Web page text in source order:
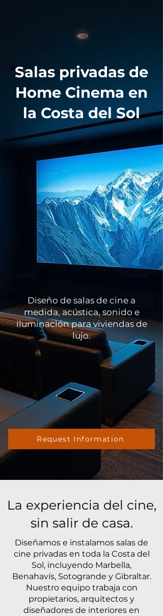
Salas privadas de
Home Cinema en
la Costa del Sol
Diseño de salas de cine a
medida, acústica, sonido e
iluminación para viviendas de
lujo.
Request Information
La experiencia del cine,
sin salir de casa.
Diseñamos e instalamos salas de
cine privadas en toda la Costa del
Sol, incluyendo Marbella,
Benahavís, Sotogrande y Gibraltar.
Nuestro equipo trabaja con
propietarios, arquitectos y
diseñadores de interiores en